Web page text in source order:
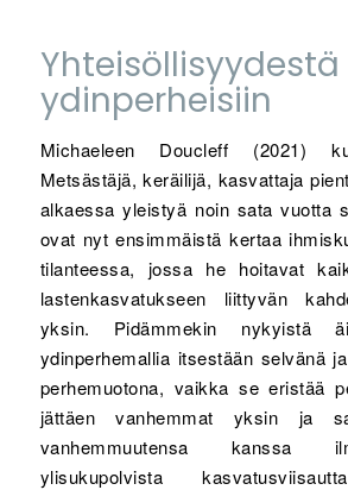
Yhteisöllisyydestä
ydinperheisiin
Michaeleen Doucleff (2021)
Metsästäjä, keräilijä, kasvattaja
alkaessa yleistyä noin sata vuotta
ovat nyt ensimmäistä kertaa
tilanteessa, jossa he hoitavat
lastenkasvatukseen liittyvän
yksin. Pidämmekin nykyistä
ydinperhemallia itsestään selvänä
perhemuotona, vaikka se eristää
jättäen vanhemmat yksin ja
vanhemmuutensa kanssa
ylisukupolvista